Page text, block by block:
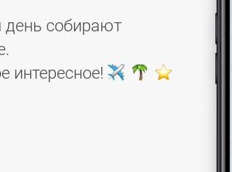
собирают
интересное!